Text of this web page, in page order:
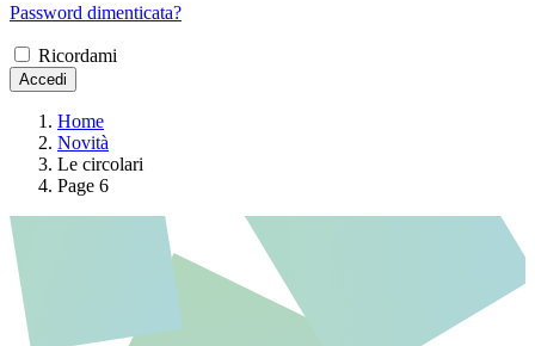
Password dimenticata?
Ricordami
Accedi
Home
Novità
Le circolari
Page 6